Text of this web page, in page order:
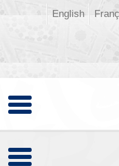
English